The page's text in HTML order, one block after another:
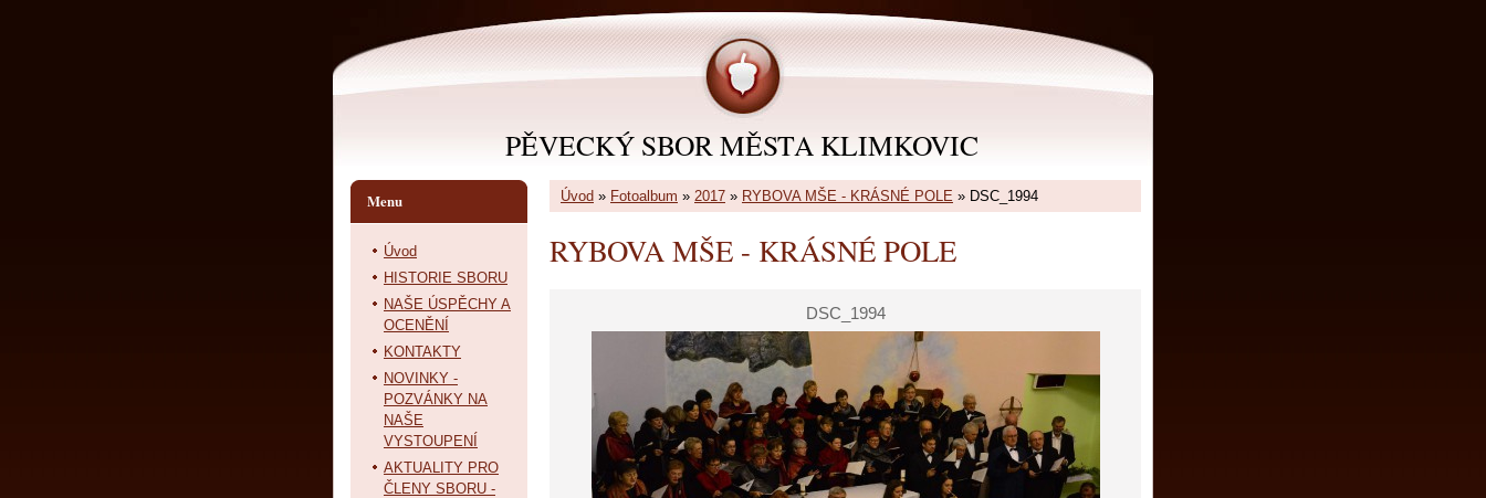
PĚVECKÝ SBOR MĚSTA KLIMKOVIC
Úvod » Fotoalbum » 2017 » RYBOVA MŠE - KRÁSNÉ POLE » DSC_1994
RYBOVA MŠE - KRÁSNÉ POLE
DSC_1994
Menu
Úvod
HISTORIE SBORU
NAŠE ÚSPĚCHY A
OCENĚNÍ
KONTAKTY
NOVINKY -
POZVÁNKY NA
NAŠE
VYSTOUPENÍ
AKTUALITY PRO
ČLENY SBORU -